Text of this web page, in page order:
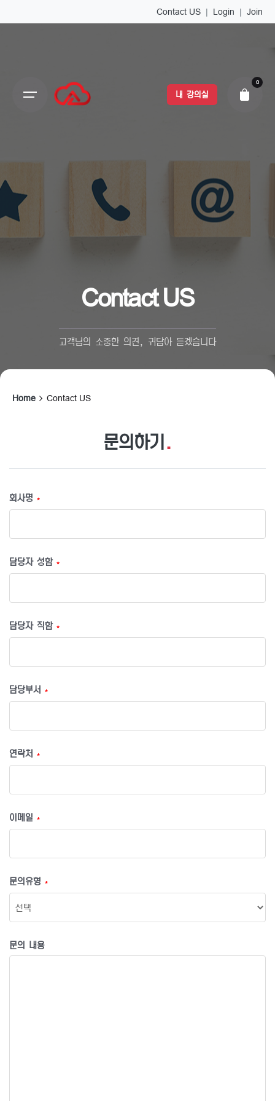
Join
|
Login
|
Contact US
내 강의실
0
Contact US
고객님의 소중한 의견, 귀담아 듣겠습니다
Home Contact US
문의하기 .
회사명 *
담당자 성함 *
담당자 직함 *
담당부서 *
연락처 *
이메일 *
문의유형 *
문의 내용